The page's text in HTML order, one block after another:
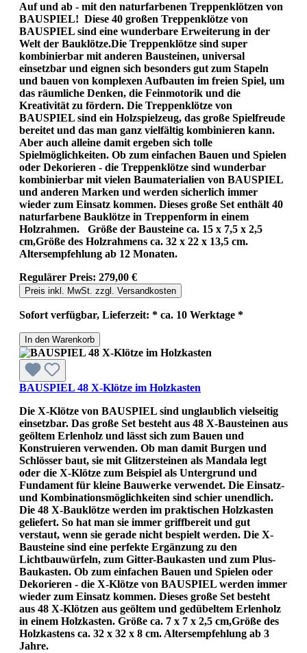
Auf und ab - mit den naturfarbenen Treppenklötzen von
BAUSPIEL! Diese 40 großen Treppenklötze von
BAUSPIEL sind eine wunderbare Erweiterung in der
Welt der Bauklötze.Die Treppenklötze sind super
kombinierbar mit anderen Bausteinen, universal
einsetzbar und eignen sich besonders gut zum Stapeln
und bauen von komplexen Aufbauten im freien Spiel, um
das räumliche Denken, die Feinmotorik und die
Kreativität zu fördern. Die Treppenklötze von
BAUSPIEL sind ein Holzspielzeug, das große Spielfreude
bereitet und das man ganz vielfältig kombinieren kann.
Aber auch alleine damit ergeben sich tolle
Spielmöglichkeiten. Ob zum einfachen Bauen und Spielen
oder Dekorieren - die Treppenklötze sind wunderbar
kombinierbar mit vielen Baumaterialien von BAUSPIEL
und anderen Marken und werden sicherlich immer
wieder zum Einsatz kommen. Dieses große Set enthält 40
naturfarbene Bauklötze in Treppenform in einem
Holzrahmen. Größe der Bausteine ca. 15 x 7,5 x 2,5
cm,Größe des Holzrahmens ca. 32 x 22 x 13,5 cm.
Altersempfehlung ab 12 Monaten.
Regulärer Preis: 279,00 €
Preis inkl. MwSt. zzgl. Versandkosten
Sofort verfügbar, Lieferzeit: * ca. 10 Werktage *
In den Warenkorb
BAUSPIEL 48 X-Klötze im Holzkasten
Die X-Klötze von BAUSPIEL sind unglaublich vielseitig
einsetzbar. Das große Set besteht aus 48 X-Bausteinen aus
geöltem Erlenholz und lässt sich zum Bauen und
Konstruieren verwenden. Ob man damit Burgen und
Schlösser baut, sie mit Glitzersteinen als Mandala legt
oder die X-Klötze zum Beispiel als Untergrund und
Fundament für kleine Bauwerke verwendet. Die Einsatz-
und Kombinationsmöglichkeiten sind schier unendlich.
Die 48 X-Bauklötze werden im praktischen Holzkasten
geliefert. So hat man sie immer griffbereit und gut
verstaut, wenn sie gerade nicht bespielt werden. Die X-
Bausteine sind eine perfekte Ergänzung zu den
Lichtbauwürfeln, zum Gitter-Baukasten und zum Plus-
Baukasten. Ob zum einfachen Bauen und Spielen oder
Dekorieren - die X-Klötze von BAUSPIEL werden immer
wieder zum Einsatz kommen. Dieses große Set besteht
aus 48 X-Klötzen aus geöltem und gedübeltem Erlenholz
in einem Holzkasten. Größe ca. 7 x 7 x 2,5 cm,Größe des
Holzkastens ca. 32 x 32 x 8 cm. Altersempfehlung ab 3
Jahre.